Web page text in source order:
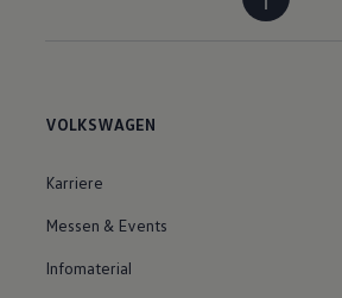
VOLKSWAGEN
Karriere
Messen & Events
Infomaterial